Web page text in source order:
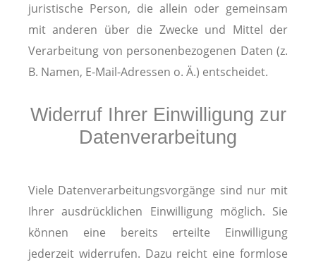
juristische Person, die allein oder gemeinsam
mit anderen über die Zwecke und Mittel der
Verarbeitung von personenbezogenen Daten (z.
B. Namen, E-Mail-Adressen o. Ä.) entscheidet.
Widerruf Ihrer Einwilligung zur
Datenverarbeitung
Viele Datenverarbeitungsvorgänge sind nur mit
Ihrer ausdrücklichen Einwilligung möglich. Sie
können eine bereits erteilte Einwilligung
jederzeit widerrufen. Dazu reicht eine formlose